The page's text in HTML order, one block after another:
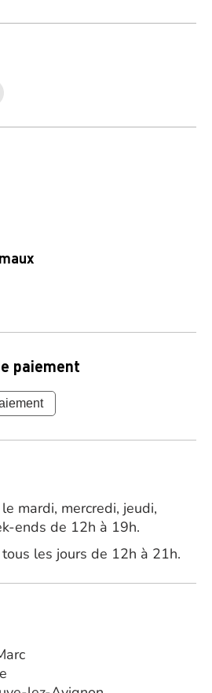
paiement
mardi, mercredi, jeudi,
ends de 12h à 19h.
les jours de 12h à 21h.